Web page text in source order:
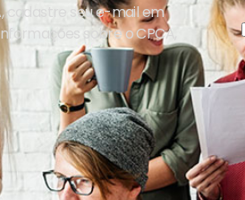
cadastre seu e-mail em
sobre o CPCA,